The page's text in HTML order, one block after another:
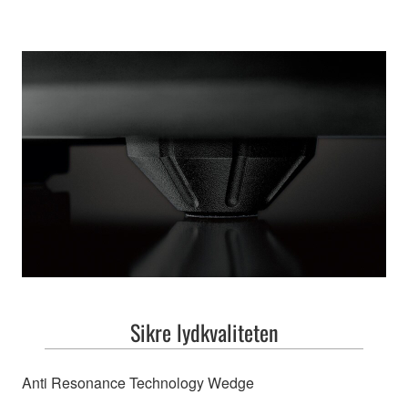
Sikre lydkvaliteten
Anti Resonance Technology Wedge